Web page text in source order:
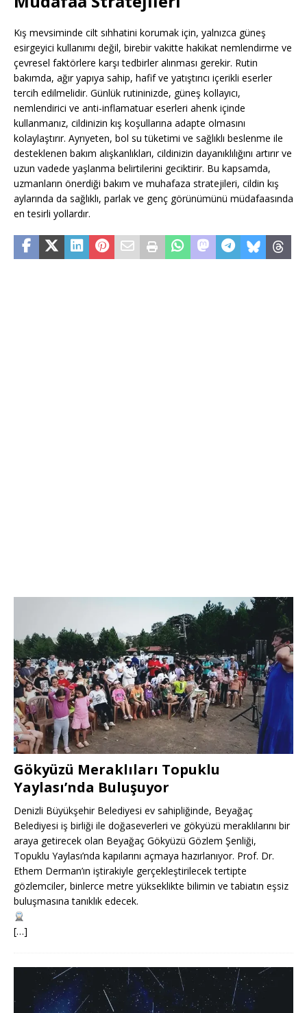
Kış mevsiminde cilt sıhhatini korumak için, yalnızca güneş
esirgeyici kullanımı değil, birebir vakitte hakikat nemlendirme ve
çevresel faktörlere karşı tedbirler alınması gerekir. Rutin
bakımda, ağır yapıya sahip, hafif ve yatıştırıcı içerikli eserler
tercih edilmelidir. Günlük rutininizde, güneş kollayıcı,
nemlendirici ve anti-inflamatuar eserleri ahenk içinde
kullanmanız, cildinizin kış koşullarına adapte olmasını
kolaylaştırır. Ayrıyeten, bol su tüketimi ve sağlıklı beslenme ile
desteklenen bakım alışkanlıkları, cildinizin dayanıklılığını artırır ve
uzun vadede yaşlanma belirtilerini geciktirir. Bu kapsamda,
uzmanların önerdiği bakım ve muhafaza stratejileri, cildin kış
aylarında da sağlıklı, parlak ve genç görünümünü müdafaasında
en tesirli yollardır.
Gökyüzü Meraklıları Topuklu
Yaylası’nda Buluşuyor
Denizli Büyükşehir Belediyesi ev sahipliğinde, Beyağaç
Belediyesi iş birliği ile doğaseverleri ve gökyüzü meraklılarını bir
araya getirecek olan Beyağaç Gökyüzü Gözlem Şenliği,
Topuklu Yaylası’nda kapılarını açmaya hazırlanıyor. Prof. Dr.
Ethem Derman’ın iştirakiyle gerçekleştirilecek tertipte
gözlemciler, binlerce metre yükseklikte bilimin ve tabiatın eşsiz
buluşmasına tanıklık edecek.
[…]